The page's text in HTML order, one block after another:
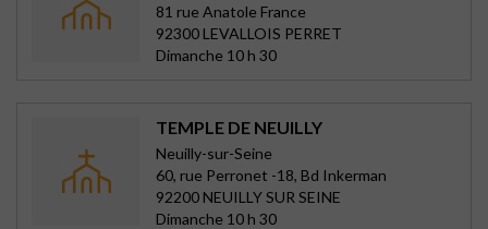
81 rue Anatole France
92300 LEVALLOIS PERRET
Dimanche 10 h 30
TEMPLE DE NEUILLY
Neuilly-sur-Seine
60, rue Perronet -18, Bd Inkerman
92200 NEUILLY SUR SEINE
Dimanche 10 h 30